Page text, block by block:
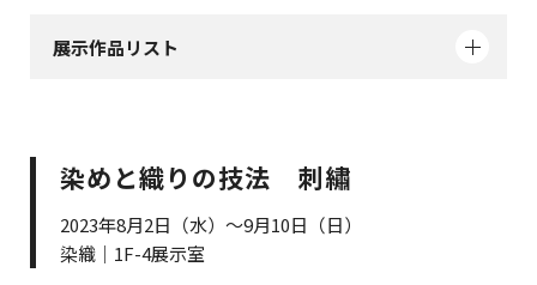
展示作品リスト
染めと織りの技法 刺繡
2023年8月2日（水）～9月10日（日）
染織｜1F-4展示室